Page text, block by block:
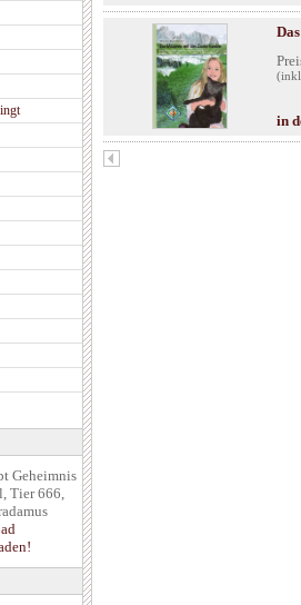
Geheimnis
Tier 666,
in